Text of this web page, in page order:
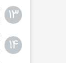
۱۳
۱۴